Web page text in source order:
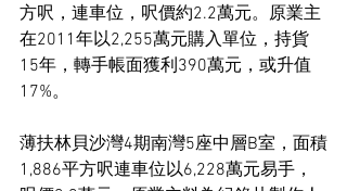
方呎，連車位，呎價約2.2萬元。原業主
在2011年以2,255萬元購入單位，持貨
15年，轉手帳面獲利390萬元，或升值
17%。
薄扶林貝沙灣4期南灣5座中層B室，面積
1,886平方呎連車位以6,228萬元易手，